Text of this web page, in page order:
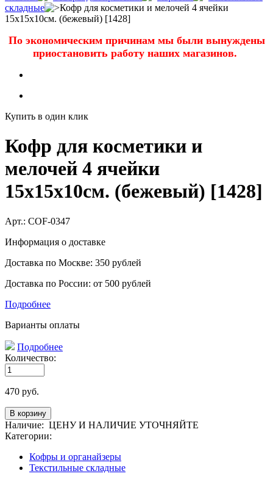
складные
Кофр для косметики и мелочей 4 ячейки
15х15х10см. (бежевый) [1428]
По экономическим причинам мы были вынуждены
приостановить работу наших магазинов.
Купить в один клик
Кофр для косметики и
мелочей 4 ячейки
15х15х10см. (бежевый) [1428]
Арт.: COF-0347
Информация о доставке
Доставка по Москве: 350 рублей
Доставка по России: от 500 рублей
Подробнее
Варианты оплаты
Подробнее
Количество:
470 руб.
Наличие: ЦЕНУ И НАЛИЧИЕ УТОЧНЯЙТЕ
Категории:
Кофры и органайзеры
Текстильные складные